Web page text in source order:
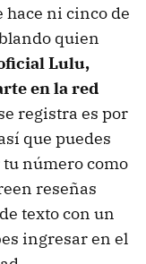
hace ni cinco de
quien
Lulu,
en la red
registra es por
que puedes
número como
reseñas
texto con un
ingresar en el